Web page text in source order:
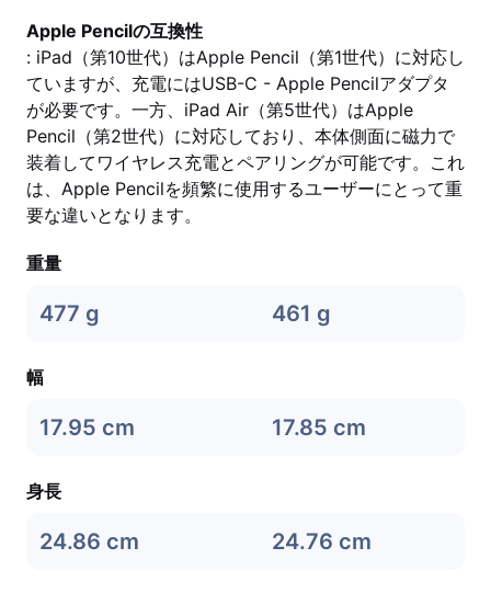
Apple Pencilの互換性
: iPad（第10世代）はApple Pencil（第1世代）に対応し
ていますが、充電にはUSB-C - Apple Pencilアダプタ
が必要です。一方、iPad Air（第5世代）はApple
Pencil（第2世代）に対応しており、本体側面に磁力で
装着してワイヤレス充電とペアリングが可能です。これ
は、Apple Pencilを頻繁に使用するユーザーにとって重
要な違いとなります。
重量
477 g 461 g
幅
17.95 cm 17.85 cm
身長
24.86 cm 24.76 cm